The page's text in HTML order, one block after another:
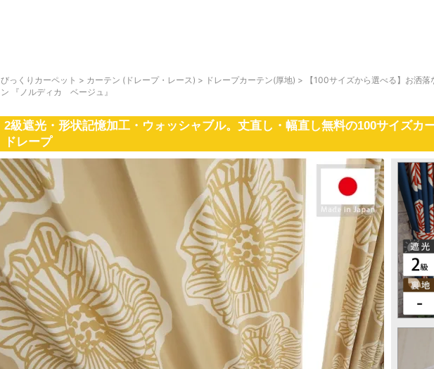
びっくりカーペット > カーテン (ドレープ・レース) > ドレープカーテン(厚地) >
【100サイズから選べる】お洒
ン 『ノルディカ ベージュ』
2級遮光・形状記憶加工・ウォッシャブル。丈直し・幅直し無料の100サイズカ
ドレープ